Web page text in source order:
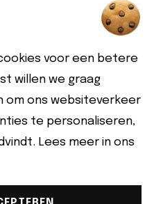
voor een betere
willen we graag
om ons websiteverkeer
te personaliseren,
Lees meer in ons